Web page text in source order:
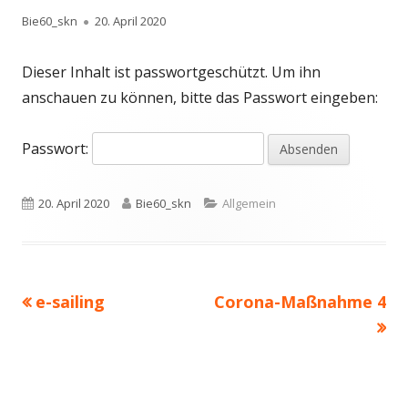
Autor
Bie60_skn
Veröffentlicht
20. April 2020
Dieser Inhalt ist passwortgeschützt. Um ihn
anschauen zu können, bitte das Passwort eingeben:
Passwort:
Veröffentlicht
20. April 2020 Autor
Bie60_skn Kategorien
Allgemein
Beitragsnavigation
Vorheriger
e-sailing
Nächster
Corona-Maßnahme 4